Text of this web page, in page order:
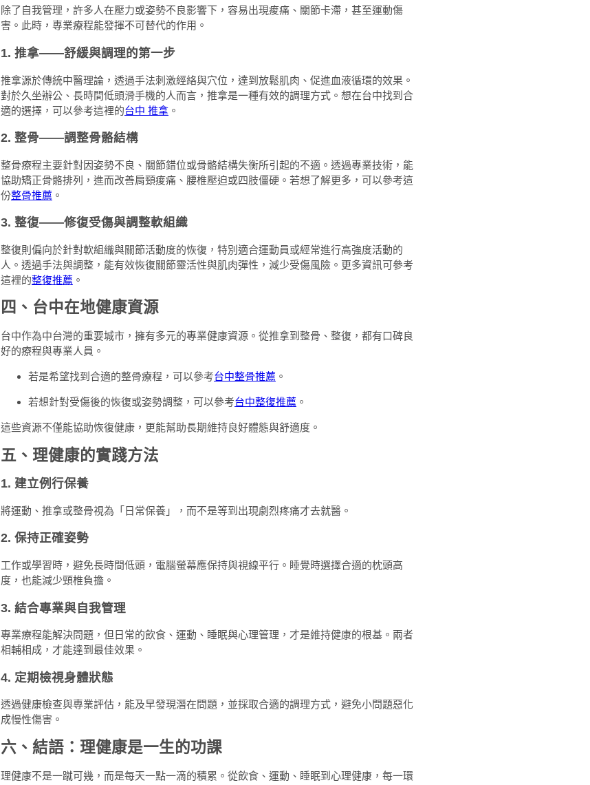
除了自我管理，許多人在壓力或姿勢不良影響下，容易出現痠痛、關節卡滯，甚至運動傷
害。此時，專業療程能發揮不可替代的作用。
1. 推拿——舒緩與調理的第一步
推拿源於傳統中醫理論，透過手法刺激經絡與穴位，達到放鬆肌肉、促進血液循環的效果。
對於久坐辦公、長時間低頭滑手機的人而言，推拿是一種有效的調理方式。想在台中找到合
適的選擇，可以參考這裡的台中 推拿 。
2. 整骨——調整骨骼結構
整骨療程主要針對因姿勢不良、關節錯位或骨骼結構失衡所引起的不適。透過專業技術，能
協助矯正骨骼排列，進而改善肩頸痠痛、腰椎壓迫或四肢僵硬。若想了解更多，可以參考這
份整骨推薦 。
3. 整復——修復受傷與調整軟組織
整復則偏向於針對軟組織與關節活動度的恢復，特別適合運動員或經常進行高強度活動的
人。透過手法與調整，能有效恢復關節靈活性與肌肉彈性，減少受傷風險。更多資訊可參考
這裡的整復推薦 。
四、台中在地健康資源
台中作為中台灣的重要城市，擁有多元的專業健康資源。從推拿到整骨、整復，都有口碑良
好的療程與專業人員。
若是希望找到合適的整骨療程，可以參考台中整骨推薦 。
若想針對受傷後的恢復或姿勢調整，可以參考台中整復推薦 。
這些資源不僅能協助恢復健康，更能幫助長期維持良好體態與舒適度。
五、理健康的實踐方法
1. 建立例行保養
將運動、推拿或整骨視為「日常保養」，而不是等到出現劇烈疼痛才去就醫。
2. 保持正確姿勢
工作或學習時，避免長時間低頭，電腦螢幕應保持與視線平行。睡覺時選擇合適的枕頭高
度，也能減少頸椎負擔。
3. 結合專業與自我管理
專業療程能解決問題，但日常的飲食、運動、睡眠與心理管理，才是維持健康的根基。兩者
相輔相成，才能達到最佳效果。
4. 定期檢視身體狀態
透過健康檢查與專業評估，能及早發現潛在問題，並採取合適的調理方式，避免小問題惡化
成慢性傷害。
六、結語：理健康是一生的功課
理健康不是一蹴可幾，而是每天一點一滴的積累。從飲食、運動、睡眠到心理健康，每一環